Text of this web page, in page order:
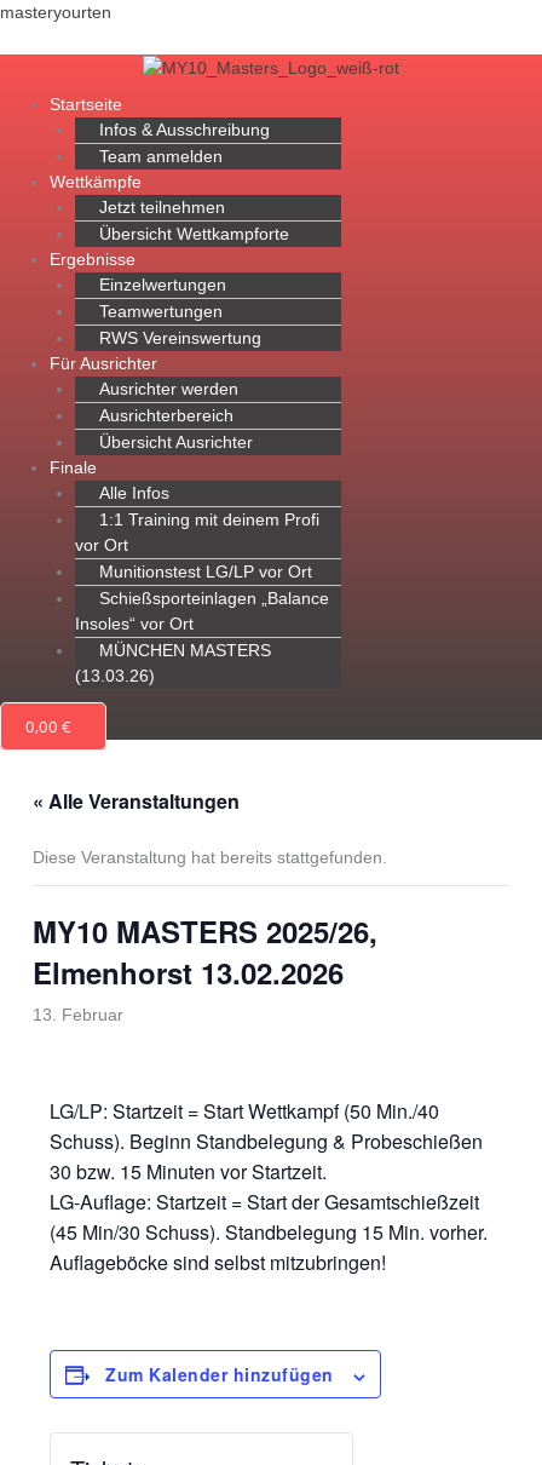
Zum
masteryourten
Menü
Startseite
Infos & Ausschreibung
Team anmelden
Wettkämpfe
Jetzt teilnehmen
Übersicht Wettkampforte
Ergebnisse
Einzelwertungen
Teamwertungen
RWS Vereinswertung
Für Ausrichter
Ausrichter werden
Ausrichterbereich
Übersicht Ausrichter
Finale
Alle Infos
1:1 Training mit deinem Profi
vor Ort
Munitionstest LG/LP vor Ort
Schießsporteinlagen „Balance
Insoles“ vor Ort
MÜNCHEN MASTERS
(13.03.26)
0,00 €
« Alle Veranstaltungen
Diese Veranstaltung hat bereits stattgefunden.
MY10 MASTERS 2025/26,
Elmenhorst 13.02.2026
13. Februar
LG/LP: Startzeit = Start Wettkampf (50 Min./40
Schuss). Beginn Standbelegung & Probeschießen
30 bzw. 15 Minuten vor Startzeit.
LG-Auflage: Startzeit = Start der Gesamtschießzeit
(45 Min/30 Schuss). Standbelegung 15 Min. vorher.
Auflageböcke sind selbst mitzubringen!
Zum Kalender hinzufügen